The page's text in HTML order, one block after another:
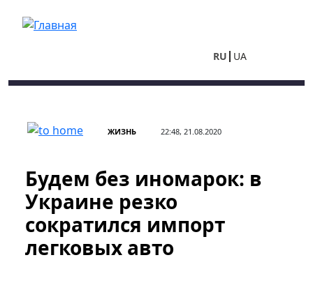
RU UA
ЖИЗНЬ 22:48, 21.08.2020
Будем без иномарок: в
Украине резко
сократился импорт
легковых авто